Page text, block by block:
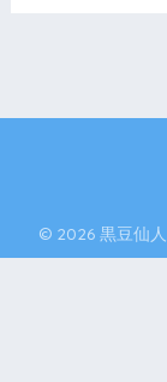
© 2026 黒豆仙